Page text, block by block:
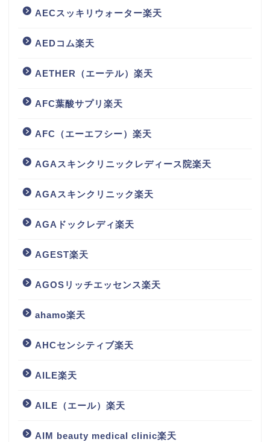
AECスッキリウォーター楽天
AEDコム楽天
AETHER（エーテル）楽天
AFC葉酸サプリ楽天
AFC（エーエフシー）楽天
AGAスキンクリニックレディース院楽天
AGAスキンクリニック楽天
AGAドックレディ楽天
AGEST楽天
AGOSリッチエッセンス楽天
ahamo楽天
AHCセンシティブ楽天
AILE楽天
AILE（エール）楽天
AIM beauty medical clinic楽天